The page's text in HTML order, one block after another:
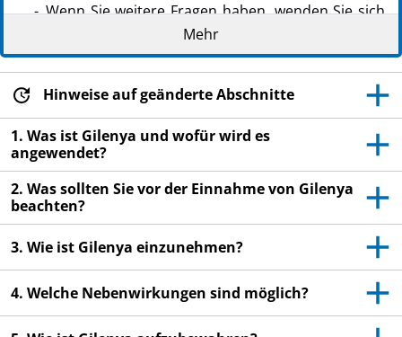
Wenn Sie weitere Fragen haben, wenden Sie sich
an Ihren Arzt oder Apotheker.
Dieses Arzneimittel wurde Ihnen persönlich
verschrieben. Geben Sie es nicht an Dritte weiter.
Es kann anderen Menschen schaden, auch wenn
diese die gleichen Beschwerden haben wie Sie.
Wenn Sie Nebenwirkungen bemerken, wenden Sie
sich an Ihren Arzt oder Apotheker. Dies gilt auch
für Nebenwirkungen, die nicht in dieser
Packungsbeilage angegeben sind. Siehe
Abschnitt 4.
Mehr
Hinweise auf geänderte Abschnitte
1. Was ist Gilenya und wofür wird es
angewendet?
2. Was sollten Sie vor der Einnahme von Gilenya
beachten?
3. Wie ist Gilenya einzunehmen?
4. Welche Nebenwirkungen sind möglich?